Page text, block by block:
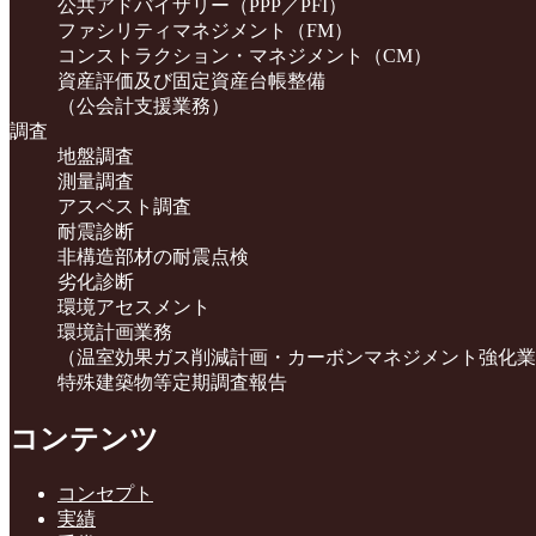
公共アドバイザリー（PPP／PFI）
ファシリティマネジメント（FM）
コンストラクション・マネジメント（CM）
資産評価及び固定資産台帳整備
（公会計支援業務）
調査
地盤調査
測量調査
アスベスト調査
耐震診断
非構造部材の耐震点検
劣化診断
環境アセスメント
環境計画業務
（温室効果ガス削減計画・カーボンマネジメント強化
特殊建築物等定期調査報告
コンテンツ
コンセプト
実績